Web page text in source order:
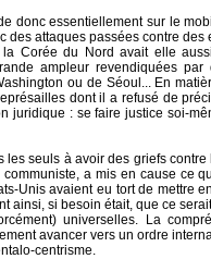
donc essentiellement sur le
des attaques passées contre des
Corée du Nord avait elle
ampleur revendiquées
ou de Séoul... En
dont il a refusé de
juridique : se faire justice soi-
les seuls à avoir des griefs
a mis en cause ce
Unis avaient eu tort de mettre
ainsi, si besoin était, que ce
universelles. La
avancer vers un ordre
centrisme.